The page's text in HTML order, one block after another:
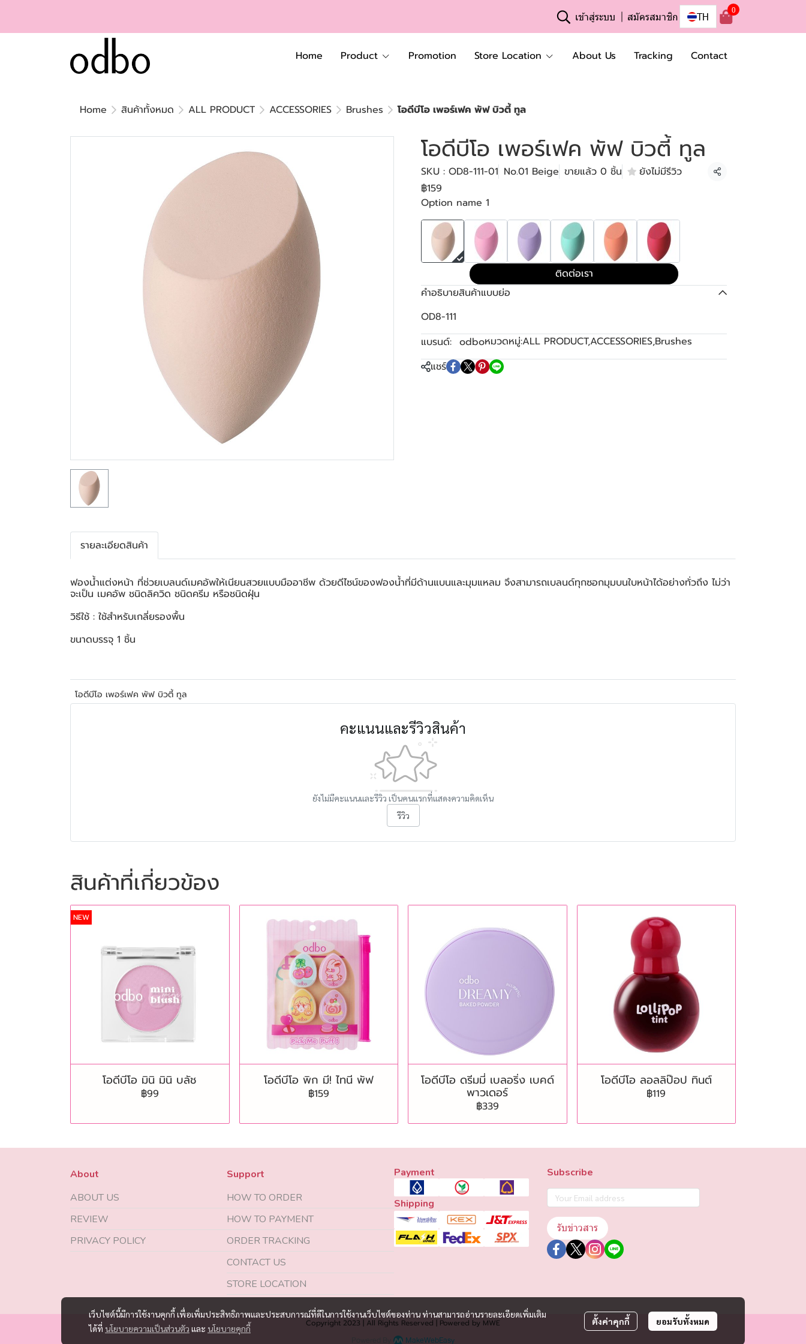
เข้าสู่ระบบ สมัครสมาชิก TH
0
Home Product Promotion Store Location About Us Tracking Contact
Home สินค้าทั้งหมด ALL PRODUCT ACCESSORIES Brushes โอดีบีโอ เพอร์เฟค พัฟ บิวตี้ ทูล
โอดีบีโอ เพอร์เฟค พัฟ บิวตี้ ทูล
SKU : OD8-111-01 No.01 Beige ขายแล้ว 0 ชิ้น ยังไม่มีรีวิว
แชร์
฿159
Option name 1
ติดต่อเรา
คำอธิบายสินค้าแบบย่อ
OD8-111
แบรนด์: odboหมวดหมู่:ALL PRODUCT,ACCESSORIES,Brushes
แชร์
รายละเอียดสินค้า
ฟองน้ำแต่งหน้า ที่ช่วยเบลนด์เมคอัพให้เนียนสวยแบบมืออาชีพ ด้วยดีไซน์ของฟองน้ำที่มีด้านแบนและมุมแหลม จึงสามารถเบลนด์ทุกซอกมุมบนใบหน้าได้อย่างทั่วถึง ไม่ว่า
จะเป็น เมคอัพ ชนิดลิควิด ชนิดครีม หรือชนิดฝุ่น
วิธีใช้ : ใช้สำหรับเกลี่ยรองพื้น
ขนาดบรรจุ 1 ชิ้น
โอดีบีโอ เพอร์เฟค พัฟ บิวตี้ ทูล
คะแนนและรีวิวสินค้า
ยังไม่มีคะแนนและรีวิว เป็นคนแรกที่แสดงความคิดเห็น
รีวิว
สินค้าที่เกี่ยวข้อง
NEW
โอดีบีโอ มินิ มินิ บลัช
฿99
โอดีบีโอ พิก มี! ไทนี พัฟ
฿159
โอดีบีโอ ดรีมมี่ เบลอริ่ง เบคด์
พาวเดอร์
฿339
โอดีบีโอ ลอลลิป๊อป ทินต์
฿119
เว็บไซต์นี้มีการใช้งานคุกกี้ เพื่อเพิ่มประสิทธิภาพและประสบการณ์ที่ดีในการใช้งานเว็บไซต์ของท่าน ท่านสามารถอ่านรายละเอียดเพิ่มเติม
ได้ที่ นโยบายความเป็นส่วนตัว และ นโยบายคุกกี้
ตั้งค่าคุกกี้ ยอมรับทั้งหมด
About
ABOUT US
REVIEW
PRIVACY POLICY
Support
HOW TO ORDER
HOW TO PAYMENT
ORDER TRACKING
CONTACT US
STORE LOCATION
Payment
Shipping
Subscribe
รับข่าวสาร
Copyright 2023 | All Rights Reserved | Powered by MWE
MakeWebEasy